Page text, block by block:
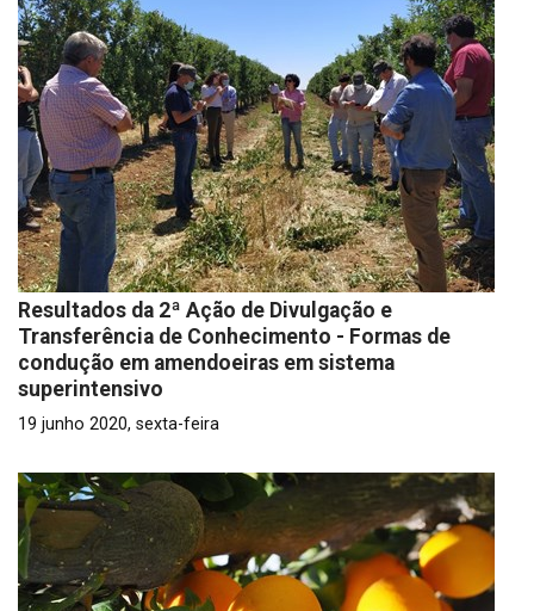
Resultados da 2ª Ação de Divulgação e
Transferência de Conhecimento - Formas de
condução em amendoeiras em sistema
superintensivo
19 junho 2020, sexta-feira